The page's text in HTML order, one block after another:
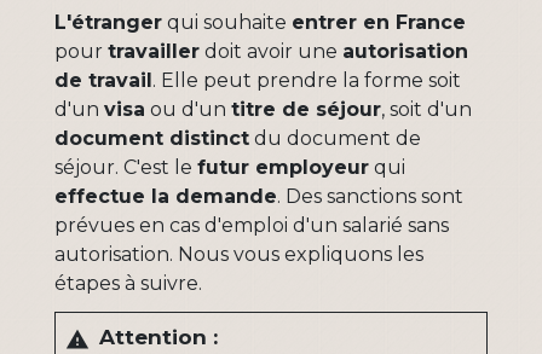
L'étranger qui souhaite entrer en France
pour travailler doit avoir une autorisation
de travail . Elle peut prendre la forme soit
d'un visa ou d'un titre de séjour, soit d'un
document distinct du document de
séjour. C'est le futur employeur qui
effectue la demande. Des sanctions sont
prévues en cas d'emploi d'un salarié sans
autorisation. Nous vous expliquons les
étapes à suivre.
warning Attention :